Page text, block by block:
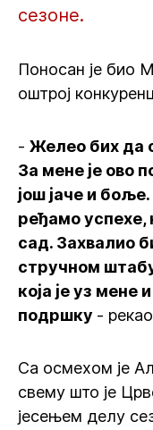
сезоне.
Поносан је био
оштрој
- Желео бих да
За мене је ово
још јаче и
ређамо успехе,
сад. Захвалио
стручном
која је уз мене
подршку - рекао
Са осмехом је
свему што је
јесењем делу